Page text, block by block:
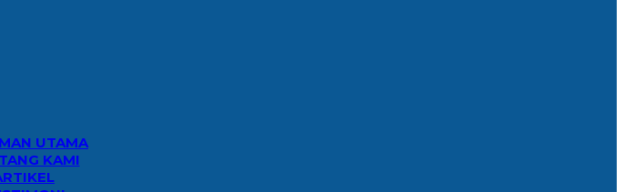
UTAMA
KAMI